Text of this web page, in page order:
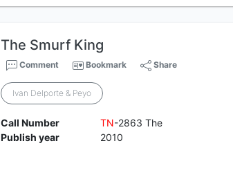
The Smurf King
Comment Bookmark Share
Ivan Delporte & Peyo
Call Number TN-2863 The
Publish year
2010